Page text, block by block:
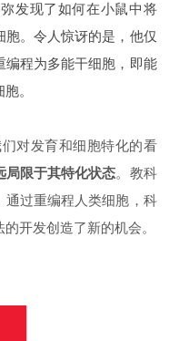
发现了如何在小鼠中将
。令人惊讶的是，他仅
编程为多能干细胞，即能
。
对发育和细胞特化的看
局限于其特化状态。教科
通过重编程人类细胞，科
开发创造了新的机会。